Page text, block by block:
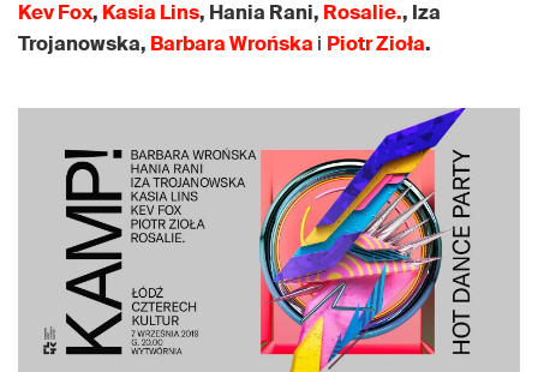
Kev Fox, Kasia Lins, Hania Rani, Rosalie., Iza
Trojanowska, Barbara Wrońska i Piotr Zioła.